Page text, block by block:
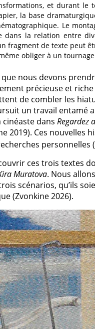
et durant le
la base
Le
la relation entre
fragment de texte peut
obliger à un
nous devons
précieuse et riche
de combler les
un travail entamé
dans Regardez
2019). Ces nouvelles
personnelles
ces trois textes
Muratova. Nous
scénarios, qu’ils
(Zvonkine 2026).